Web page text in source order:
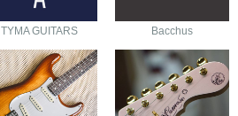
TYMA GUITARS Bacchus